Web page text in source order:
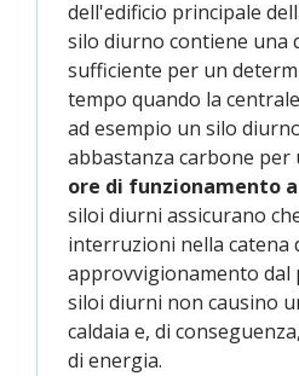
dell'edificio principale
silo diurno contiene una
sufficiente per un
tempo quando la
ad esempio un silo
abbastanza carbone per
ore di funzionamento
siloi diurni assicurano
interruzioni nella catena
approvvigionamento dal
siloi diurni non causino
caldaia e, di
di energia.